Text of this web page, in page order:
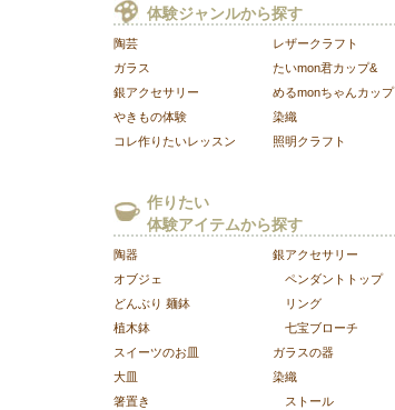
体験ジャンルから探す
陶芸
レザークラフト
ガラス
銀アクセサリー
たいmon君カップ&
めるmonちゃんカップ
やきもの体験
染織
コレ作りたいレッスン
照明クラフト
作りたい
体験アイテムから探す
陶器
オブジェ
どんぶり 麺鉢
植木鉢
スイーツのお皿
大皿
箸置き
銀アクセサリー
ペンダントトップ
リング
七宝ブローチ
ガラスの器
染織
ストール